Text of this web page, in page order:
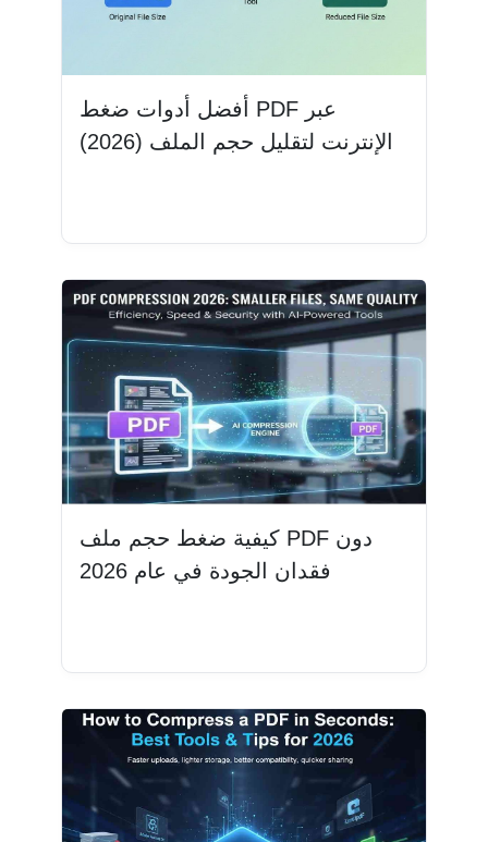
أفضل أدوات ضغط PDF عبر
الإنترنت لتقليل حجم الملف (2026)
كيفية ضغط حجم ملف PDF دون
فقدان الجودة في عام 2026